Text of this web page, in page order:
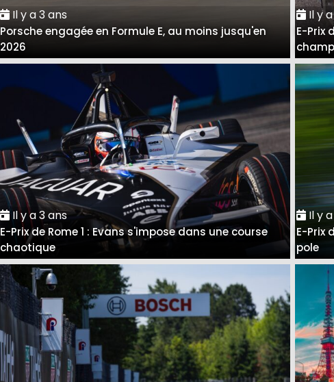
Il y a 3 ans
Porsche engagée en Formule E, au moins jusqu'en
2026
Il y a
E-Prix
Il y a 3 ans
E-Prix de Rome 1 : Evans s'impose dans une course
chaotique
Il y a
E-Prix
pole